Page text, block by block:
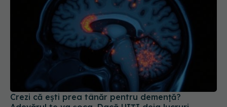
Crezi că ești prea tânăr pentru demență?
Adevărul te va șoca. Dacă UIȚI deja lucruri,
citește asta!